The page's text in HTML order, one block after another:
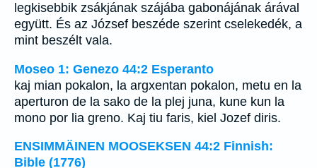
legkisebbik zsákjának szájába gabonájának árával
együtt. És az József beszéde szerint cselekedék, a
mint beszélt vala.
Moseo 1: Genezo 44:2 Esperanto
kaj mian pokalon, la argxentan pokalon, metu en la
aperturon de la sako de la plej juna, kune kun la
mono por lia greno. Kaj tiu faris, kiel Jozef diris.
ENSIMMÄINEN MOOSEKSEN 44:2 Finnish:
Bible (1776)